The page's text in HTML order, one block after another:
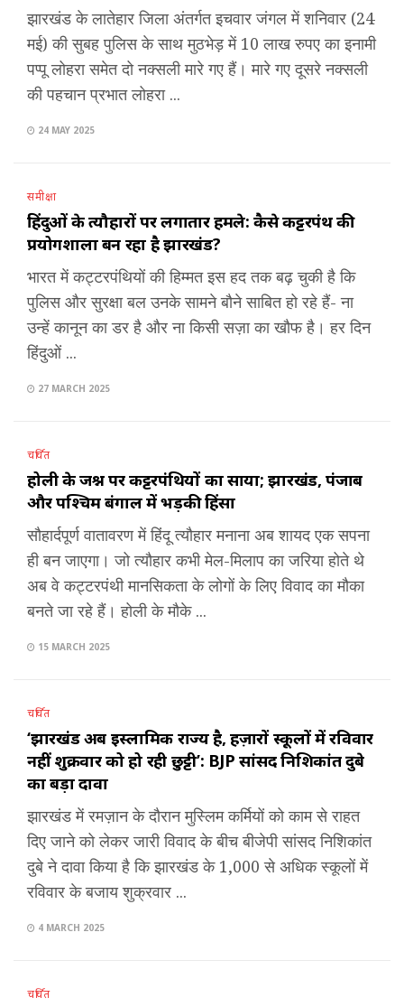
झारखंड के लातेहार जिला अंतर्गत इचवार जंगल में शनिवार (24
मई) की सुबह पुलिस के साथ मुठभेड़ में 10 लाख रुपए का इनामी
पप्पू लोहरा समेत दो नक्सली मारे गए हैं। मारे गए दूसरे नक्सली
की पहचान प्रभात लोहरा ...
24 MAY 2025
समीक्षा
हिंदुओं के त्यौहारों पर लगातार हमले: कैसे कट्टरपंथ की
प्रयोगशाला बन रहा है झारखंड?
भारत में कट्टरपंथियों की हिम्मत इस हद तक बढ़ चुकी है कि
पुलिस और सुरक्षा बल उनके सामने बौने साबित हो रहे हैं- ना
उन्हें कानून का डर है और ना किसी सज़ा का खौफ है। हर दिन
हिंदुओं ...
27 MARCH 2025
चर्चित
होली के जश्न पर कट्टरपंथियों का साया; झारखंड, पंजाब
और पश्चिम बंगाल में भड़की हिंसा
सौहार्दपूर्ण वातावरण में हिंदू त्यौहार मनाना अब शायद एक सपना
ही बन जाएगा। जो त्यौहार कभी मेल-मिलाप का जरिया होते थे
अब वे कट्टरपंथी मानसिकता के लोगों के लिए विवाद का मौका
बनते जा रहे हैं। होली के मौके ...
15 MARCH 2025
चर्चित
‘झारखंड अब इस्लामिक राज्य है, हज़ारों स्कूलों में रविवार
नहीं शुक्रवार को हो रही छुट्टी’: BJP सांसद निशिकांत दुबे
का बड़ा दावा
झारखंड में रमज़ान के दौरान मुस्लिम कर्मियों को काम से राहत
दिए जाने को लेकर जारी विवाद के बीच बीजेपी सांसद निशिकांत
दुबे ने दावा किया है कि झारखंड के 1,000 से अधिक स्कूलों में
रविवार के बजाय शुक्रवार ...
4 MARCH 2025
चर्चित